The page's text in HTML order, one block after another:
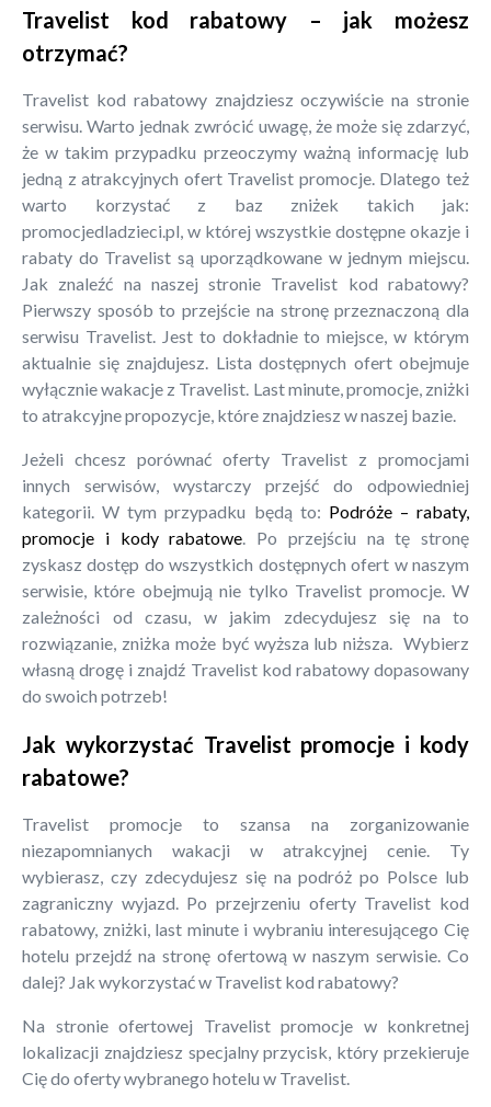
Travelist kod rabatowy – jak możesz
otrzymać?
Travelist kod rabatowy znajdziesz oczywiście na stronie
serwisu. Warto jednak zwrócić uwagę, że może się zdarzyć,
że w takim przypadku przeoczymy ważną informację lub
jedną z atrakcyjnych ofert Travelist promocje. Dlatego też
warto korzystać z baz zniżek takich jak:
promocjedladzieci.pl, w której wszystkie dostępne okazje i
rabaty do Travelist są uporządkowane w jednym miejscu.
Jak znaleźć na naszej stronie Travelist kod rabatowy?
Pierwszy sposób to przejście na stronę przeznaczoną dla
serwisu Travelist. Jest to dokładnie to miejsce, w którym
aktualnie się znajdujesz. Lista dostępnych ofert obejmuje
wyłącznie wakacje z Travelist. Last minute, promocje, zniżki
to atrakcyjne propozycje, które znajdziesz w naszej bazie.
Jeżeli chcesz porównać oferty Travelist z promocjami
innych serwisów, wystarczy przejść do odpowiedniej
kategorii. W tym przypadku będą to: Podróże – rabaty,
promocje i kody rabatowe. Po przejściu na tę stronę
zyskasz dostęp do wszystkich dostępnych ofert w naszym
serwisie, które obejmują nie tylko Travelist promocje. W
zależności od czasu, w jakim zdecydujesz się na to
rozwiązanie, zniżka może być wyższa lub niższa. Wybierz
własną drogę i znajdź Travelist kod rabatowy dopasowany
do swoich potrzeb!
Jak wykorzystać Travelist promocje i kody
rabatowe?
Travelist promocje to szansa na zorganizowanie
niezapomnianych wakacji w atrakcyjnej cenie. Ty
wybierasz, czy zdecydujesz się na podróż po Polsce lub
zagraniczny wyjazd. Po przejrzeniu oferty Travelist kod
rabatowy, zniżki, last minute i wybraniu interesującego Cię
hotelu przejdź na stronę ofertową w naszym serwisie. Co
dalej? Jak wykorzystać w Travelist kod rabatowy?
Na stronie ofertowej Travelist promocje w konkretnej
lokalizacji znajdziesz specjalny przycisk, który przekieruje
Cię do oferty wybranego hotelu w Travelist.